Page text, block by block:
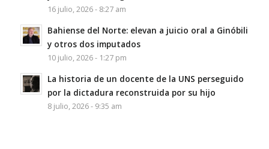
16 julio, 2026 - 8:27 am
Bahiense del Norte: elevan a juicio oral a Ginóbili
y otros dos imputados
10 julio, 2026 - 1:27 pm
La historia de un docente de la UNS perseguido
por la dictadura reconstruida por su hijo
8 julio, 2026 - 9:35 am